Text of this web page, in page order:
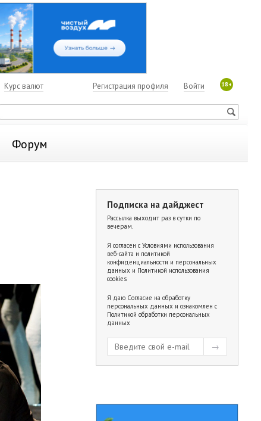
Курс валют 18+
Войти
Регистрация профиля
Форум
Подписка на дайджест
Рассылка выходит раз в сутки по
вечерам.
Я согласен с Условиями использования
веб-сайта и политикой
конфиденциальности и персональных
данных и Политикой использования
cookies
Я даю Согласие на обработку
персональных данных и ознакомлен с
Политикой обработки персональных
данных